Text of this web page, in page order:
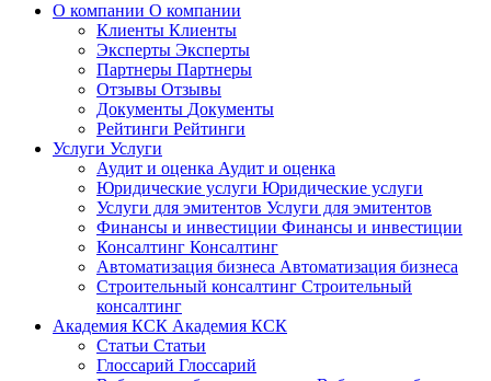
О компании О компании
Клиенты Клиенты
Эксперты Эксперты
Партнеры Партнеры
Отзывы Отзывы
Документы Документы
Рейтинги Рейтинги
Услуги Услуги
Аудит и оценка Аудит и оценка
Юридические услуги Юридические услуги
Услуги для эмитентов Услуги для эмитентов
Финансы и инвестиции Финансы и инвестиции
Консалтинг Консалтинг
Автоматизация бизнеса Автоматизация бизнеса
Строительный консалтинг Строительный
консалтинг
Академия КСК Академия КСК
Статьи Статьи
Глоссарий Глоссарий